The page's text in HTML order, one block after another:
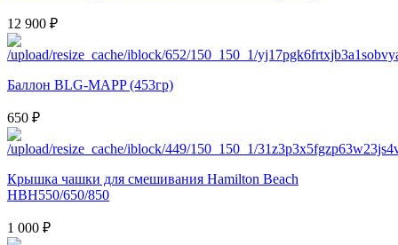
12 900 ₽
Баллон BLG-MAPP (453гр)
650 ₽
Крышка чашки для смешивания Hamilton Beach
HBH550/650/850
1 000 ₽